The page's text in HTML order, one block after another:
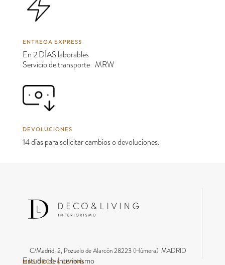
ENTREGA EXPRESS
En 2 DÍAS laborables
Servicio de transporte MRW
DEVOLUCIONES
14 días para solicitar cambios o devoluciones.
C/Madrid, 2, Pozuelo de Alarcón 28223 (Húmera) MADRID
MÁS DECO & LIVING
Estudio de Interiorismo